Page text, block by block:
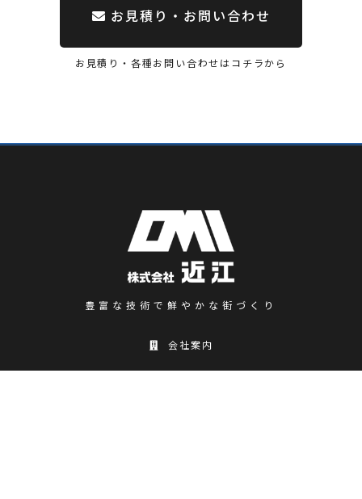
お見積り・お問い合わせ
お見積り・各種お問い合わせはコチラから
豊富な技術で鮮やかな街づくり
会社案内